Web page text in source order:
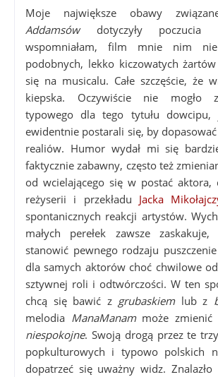
Moje największe obawy
Addamsówdotyczyły poczucia
wspomniałam, film mnie nim
podobnych, lekko kiczowatych żartów
się na musicalu. Całe szczęście, że
kiepska. Oczywiście nie mogło
typowego dla tego tytułu dowcipu,
ewidentnie postarali się, by
realiów. Humor wydał mi się
faktycznie zabawny, często też
od wcielającego się w postać aktora,
reżyserii i przekładu Jacka
spontanicznych reakcji artystów.
małych perełek zawsze
stanowić pewnego rodzaju
dla samych aktorów choć chwilowe
sztywnej roli i odtwórczości. W ten
chcą się bawić z grubaskiemlub z
melodia ManaManammoże zmienić
niespokojne. Swoją drogą przez te
popkulturowych i typowo polskich
dopatrzeć się uważny widz.